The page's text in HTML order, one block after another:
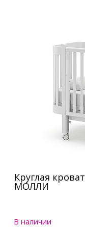
Круглая
МОЛЛИ
В наличии